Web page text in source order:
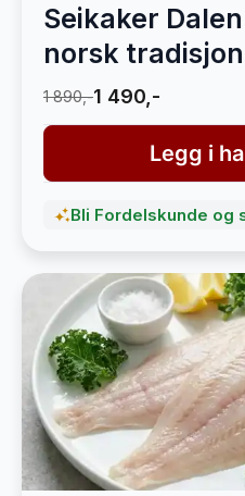
Seikaker
norsk tradisjon
1 890,-1 490,-
Legg i
Bli Fordelskunde og